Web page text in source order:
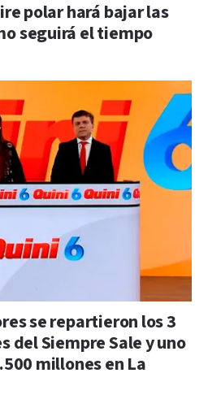
polar hará bajar las
seguirá el tiempo
se repartieron los 3
del Siempre Sale y uno
millones en La